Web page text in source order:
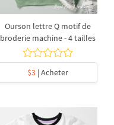
Ourson lettre Q motif de
broderie machine - 4 tailles
$3| Acheter